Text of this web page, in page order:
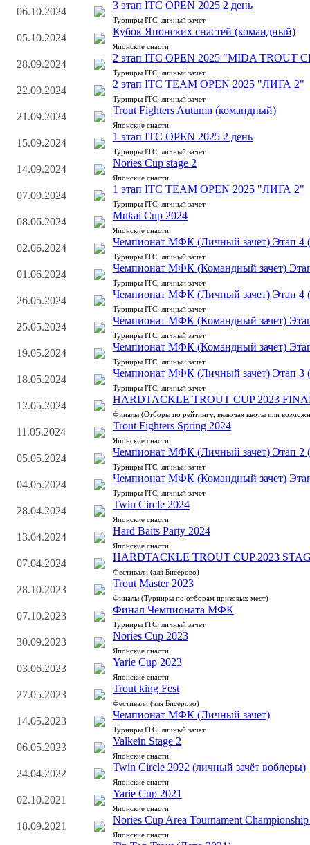
06.10.2024
3 этап ITC OPEN 2025 2 день
Турниры ITC, личный зачет
05.10.2024
Кубок Японских снастей (командный)
Японские снасти
28.09.2024
2 этап ITC OPEN 2025 "MIDA TROUT
Турниры ITC, личный зачет
22.09.2024
2 этап ITC TEAM OPEN 2025 "ЛИГА 2"
Турниры ITC, личный зачет
21.09.2024
Trout Fighters Autumn (командный)
Японские снасти
15.09.2024
1 этап ITC OPEN 2025 2 день
Турниры ITC, личный зачет
14.09.2024
Nories Cup stage 2
Японские снасти
07.09.2024
1 этап ITC TEAM OPEN 2025 "ЛИГА 2"
Турниры ITC, личный зачет
08.06.2024
Mukai Cup 2024
Японские снасти
02.06.2024
Чемпионат МФК (Личный зачет) Этап 4
Турниры ITC, личный зачет
01.06.2024
Чемпионат МФК (Командный зачет)
Турниры ITC, личный зачет
26.05.2024
Чемпионат МФК (Личный зачет) Этап 4
Турниры ITC, личный зачет
25.05.2024
Чемпионат МФК (Командный зачет)
Турниры ITC, личный зачет
19.05.2024
Чемпионат МФК (Командный зачет)
Турниры ITC, личный зачет
18.05.2024
Чемпионат МФК (Личный зачет) Этап 3
Турниры ITC, личный зачет
12.05.2024
HARDTACKLE TROUT CUP 2023
Финалы (Отборы по рейтингу, включая квоты или
11.05.2024
Trout Fighters Spring 2024
Японские снасти
05.05.2024
Чемпионат МФК (Личный зачет) Этап 2
Турниры ITC, личный зачет
04.05.2024
Чемпионат МФК (Командный зачет)
Турниры ITC, личный зачет
28.04.2024
Twin Circle 2024
Японские снасти
13.04.2024
Hard Baits Party 2024
Японские снасти
07.04.2024
HARDTACKLE TROUT CUP 2023
Фестивали (аля Бисерово)
28.10.2023
Trout Master 2023
Финалы (Турниры по отборам призовых мест)
07.10.2023
Финал Чемпионата МФК
Турниры ITC, личный зачет
30.09.2023
Nories Cup 2023
Японские снасти
03.06.2023
Yarie Cup 2023
Японские снасти
27.05.2023
Trout king Fest
Фестивали (аля Бисерово)
14.05.2023
Чемпионат МФК (Личный зачет)
Турниры ITC, личный зачет
06.05.2023
Valkein Stage 2
Японские снасти
24.04.2022
Twin Circle 2022 (личный зачёт воблеры)
Японские снасти
02.10.2021
Yarie Cup 2021
Японские снасти
18.09.2021
Nories Cup Area Tournament
Японские снасти